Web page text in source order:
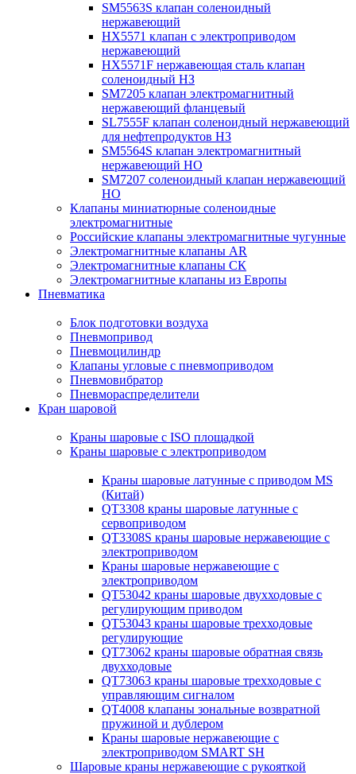
SM5563S клапан соленоидный
нержавеющий
HX5571 клапан с электроприводом
нержавеющий
HX5571F нержавеющая сталь клапан
соленоидный НЗ
SM7205 клапан электромагнитный
нержавеющий фланцевый
SL7555F клапан соленоидный нержавеющий
для нефтепродуктов НЗ
SM5564S клапан электромагнитный
нержавеющий НО
SM7207 соленоидный клапан нержавеющий
НО
Клапаны миниатюрные соленоидные
электромагнитные
Российские клапаны электромагнитные чугунные
Электромагнитные клапаны AR
Электромагнитные клапаны СК
Электромагнитные клапаны из Европы
Пневматика
Блок подготовки воздуха
Пневмопривод
Пневмоцилиндр
Клапаны угловые с пневмоприводом
Пневмовибратор
Пневмораспределители
Кран шаровой
Краны шаровые с ISO площадкой
Краны шаровые с электроприводом
Краны шаровые латунные с приводом MS
(Китай)
QT3308 краны шаровые латунные с
сервоприводом
QT3308S краны шаровые нержавеющие с
электроприводом
Краны шаровые нержавеющие с
электроприводом
QT53042 краны шаровые двухходовые с
регулирующим приводом
QT53043 краны шаровые трехходовые
регулирующие
QT73062 краны шаровые обратная связь
двухходовые
QT73063 краны шаровые трехходовые с
управляющим сигналом
QT4008 клапаны зональные возвратной
пружиной и дублером
Краны шаровые нержавеющие с
электроприводом SMART SH
Шаровые краны нержавеющие с рукояткой